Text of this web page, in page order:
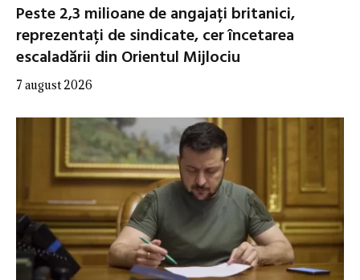
Peste 2,3 milioane de angajați britanici,
reprezentați de sindicate, cer încetarea
escaladării din Orientul Mijlociu
7 august 2026